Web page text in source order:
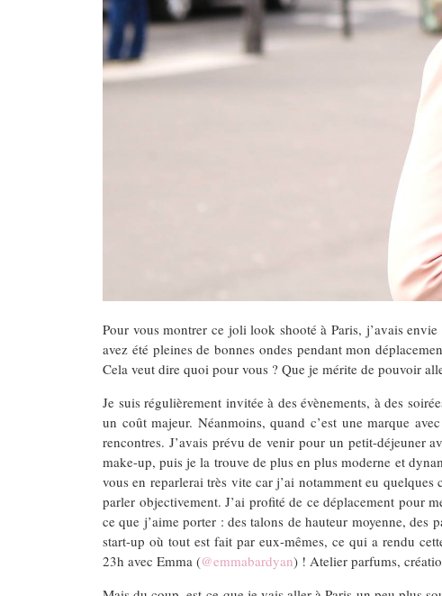
Pour vous montrer ce joli look shooté à Paris, j’avais
avez été pleines de bonnes ondes pendant mon
Cela veut dire quoi pour vous ? Que je mérite de pouvoir
Je suis régulièrement invitée à des évènements, à des
un coût majeur. Néanmoins, quand c’est une marque
rencontres. J’avais prévu de venir pour un petit-déjeuner
make-up, puis je la trouve de plus en plus moderne et
vous en reparlerai très vite car j’ai notamment eu
parler objectivement. J’ai profité de ce déplacement pour
ce que j’aime porter : des talons de hauteur moyenne, des
start-up où tout est fait par eux-mêmes, ce qui a rendu
23h avec Emma (@emmabardyan) ! Atelier parfums,